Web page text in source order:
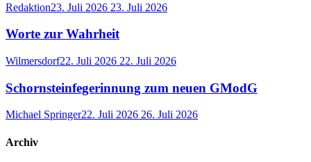
Redaktion23. Juli 2026 23. Juli 2026
Worte zur Wahrheit
Wilmersdorf22. Juli 2026 22. Juli 2026
Schornsteinfegerinnung zum neuen GModG
Michael Springer22. Juli 2026 26. Juli 2026
Archiv